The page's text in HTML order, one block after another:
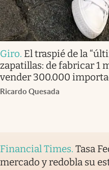
Giro. El traspié de la
zapatillas: de fabricar 1
vender 300.000
Ricardo Quesada
Financial Times. Tasa
mercado y redobla su